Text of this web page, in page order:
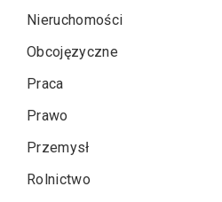
Nieruchomości
Obcojęzyczne
Praca
Prawo
Przemysł
Rolnictwo